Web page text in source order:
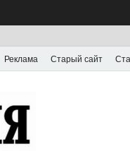
Реклама Старый сайт
Выпускается с